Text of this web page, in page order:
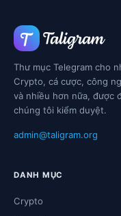
Thư mục Telegram cho
Crypto, cá cược, công
và nhiều hơn nữa, được
chúng tôi kiểm duyệt.
admin@taligram.org
DANH MỤC
Crypto